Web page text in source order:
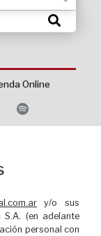
Online
y/o sus
(en adelante
personal con